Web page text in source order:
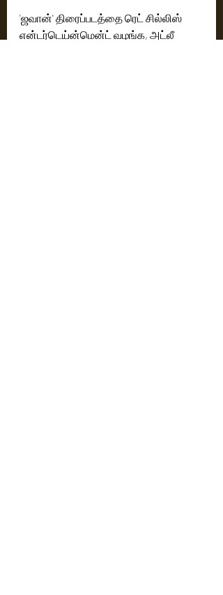
'ஜவான்' திரைப்படத்தை ரெட் சில்லிஸ்
என்டர்டெய்ன்மென்ட் வழங்க, அட்லீ